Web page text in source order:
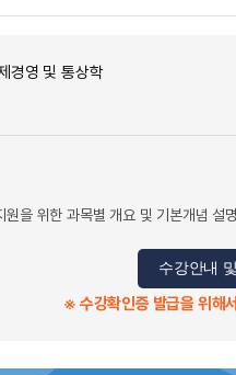
경영 및 통상학
을 위한 과목별 개요 및 기본개념 설명
수강안내
※ 수강확인증 발급을 위해